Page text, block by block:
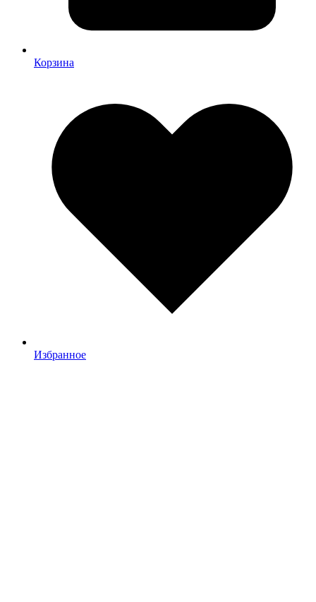
Корзина
Избранное